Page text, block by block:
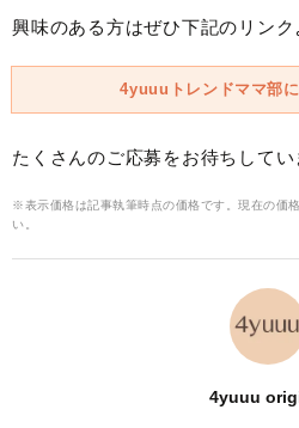
興味のある方はぜひ下記のリンク
4yuuuトレンドママ部に
たくさんのご応募をお待ちしてい
※表示価格は記事執筆時点の価格です。現在の価
い。
4yuuu